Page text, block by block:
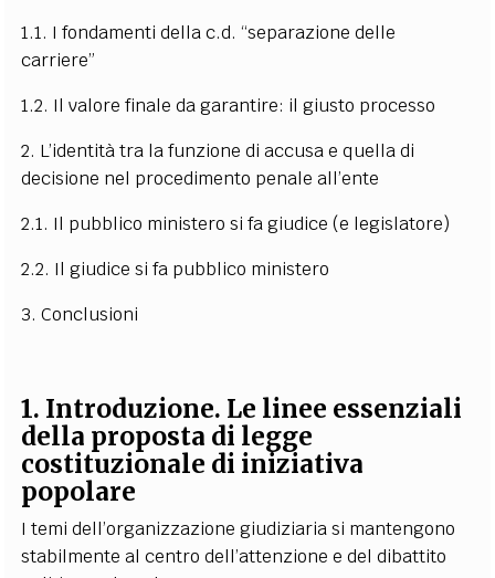
1.1. I fondamenti della c.d. “separazione delle
carriere”
1.2. Il valore finale da garantire: il giusto processo
2. L’identità tra la funzione di accusa e quella di
decisione nel procedimento penale all’ente
2.1. Il pubblico ministero si fa giudice (e legislatore)
2.2. Il giudice si fa pubblico ministero
3. Conclusioni
1. Introduzione. Le linee essenziali
della proposta di legge
costituzionale di iniziativa
popolare
I temi dell’organizzazione giudiziaria si mantengono
stabilmente al centro dell’attenzione e del dibattito